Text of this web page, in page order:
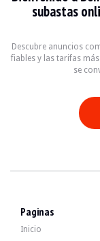
Fiche
Années de
BMW
subastas
Descubre anuncios
fiables y las tarifas
se
Paginas
Inicio